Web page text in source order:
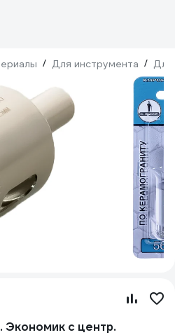
/ Для инструмента / Для
Экономик с центр.